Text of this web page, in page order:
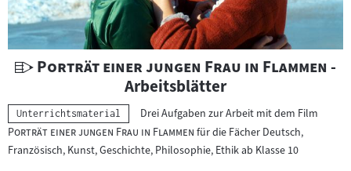
U
t
e
r
"
Porträt einer jungen Frau in Flammen "
-
Arbeitsblätter
Kategorie:
Unterrichtsmaterial Drei Aufgaben zur Arbeit mit dem Film
Porträt einer jungen Frau in Flammen "für die Fächer Deutsch,
Französisch, Kunst, Geschichte, Philosophie, Ethik ab Klasse 10